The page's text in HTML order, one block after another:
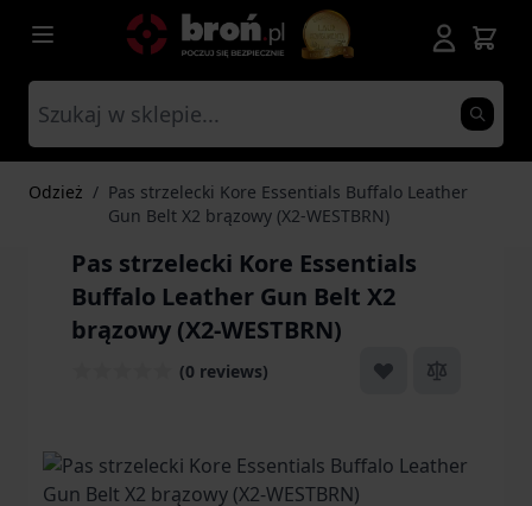
Przejdź do treści
Odzież / Pas strzelecki Kore Essentials Buffalo Leather
Gun Belt X2 brązowy (X2-WESTBRN)
Pas strzelecki Kore Essentials
Buffalo Leather Gun Belt X2
brązowy (X2-WESTBRN)
(0 reviews)